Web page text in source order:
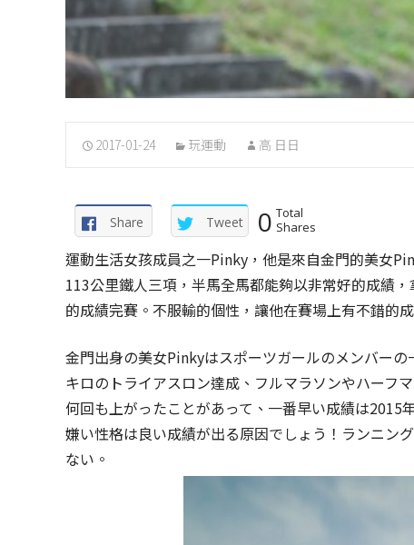
2017-01-24 玩運動 高 日日
Share Tweet 0 Total
Shares
運動生活女孩成員之一Pinky，他是來自金門的美女
113公里鐵人三項，半馬全馬都能夠以非常好的成績
的成績完賽。不服輸的個性，讓他在賽場上有不錯的
金門出身の美女Pinkyはスポーツガールのメンバー
キロのトライアスロン達成、フルマラソンやハーフ
何回も上がったことがあって、一番早い成績は
嫌い性格は良い成績が出る原因でしょう！ランニン
ない。